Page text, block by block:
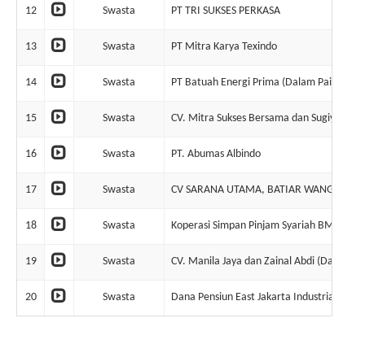
12 Swasta PT TRI SUKSES PERKASA
13 Swasta PT Mitra Karya Texindo
14 Swasta PT Batuah Energi Prima (Dalam Pailit)
15 Swasta CV. Mitra Sukses Bersama dan Sugiyono
16 Swasta PT. Abumas Albindo
17 Swasta CV SARANA UTAMA, BATIAR WANG,
18 Swasta Koperasi Simpan Pinjam Syariah BMT
19 Swasta CV. Manila Jaya dan Zainal Abdi (Dalam
20 Swasta Dana Pensiun East Jakarta Industrial Park